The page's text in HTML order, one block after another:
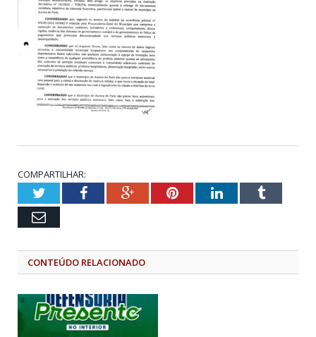
COMPARTILHAR:
TwitterFacebookGoogle+PinterestLinkedInTumblr
Email
CONTEÚDO RELACIONADO